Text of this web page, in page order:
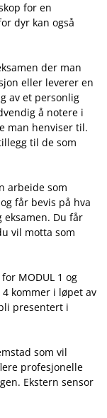
for en
dyr kan også
der man
eller leverer en
av et personlig
å notere i
man henviser til.
til de som
arbeide som
får bevis på hva
eksamen. Du får
vil motta som
MODUL 1 og
4 kommer i løpet av
presentert i
som vil
profesjonelle
Ekstern sensor